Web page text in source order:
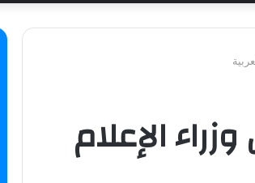
الإعلام